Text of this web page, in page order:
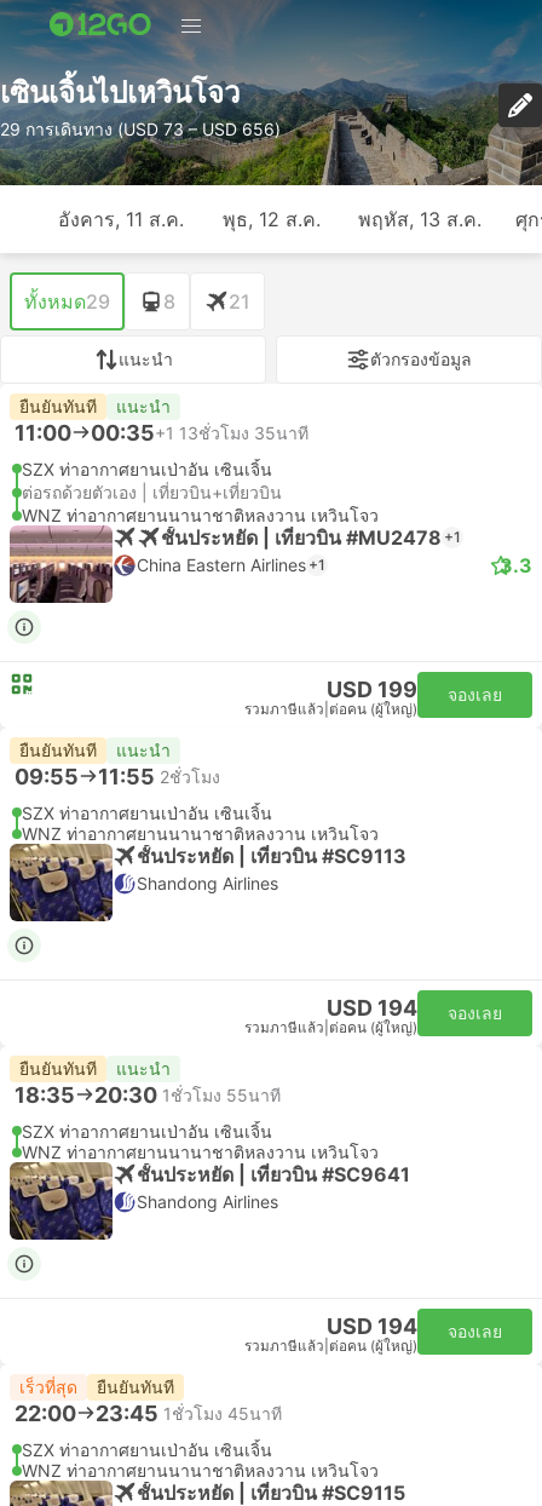
เซินเจิ้นไปเหวินโจว
29 การเดินทาง (USD 73 – USD 656)
อังคาร, 11 ส.ค. พุธ, 12 ส.ค. พฤหัส, 13 ส.ค. ศุ
ทั้งหมด29 8 21
แนะนำ ตัวกรองข้อมูล
ยืนยันทันที แนะนำ
11:00 00:35+1 13ชั่วโมง 35นาที
SZX ท่าอากาศยานเป่าอัน เซินเจิ้น
ต่อรถด้วยตัวเอง | เที่ยวบิน+เที่ยวบิน
WNZ ท่าอากาศยานนานาชาติหลงวาน เหวินโจว
ชั้นประหยัด | เที่ยวบิน #MU2478 +1
China Eastern Airlines +1 3.3
USD 199
รวมภาษีแล้ว ต่อคน (ผู้ใหญ่)
จองเลย
ยืนยันทันที แนะนำ
09:55 11:55 2ชั่วโมง
SZX ท่าอากาศยานเป่าอัน เซินเจิ้น
WNZ ท่าอากาศยานนานาชาติหลงวาน เหวินโจว
ชั้นประหยัด | เที่ยวบิน #SC9113
Shandong Airlines
USD 194
รวมภาษีแล้ว ต่อคน (ผู้ใหญ่)
จองเลย
ยืนยันทันที แนะนำ
18:35 20:30 1ชั่วโมง 55นาที
SZX ท่าอากาศยานเป่าอัน เซินเจิ้น
WNZ ท่าอากาศยานนานาชาติหลงวาน เหวินโจว
ชั้นประหยัด | เที่ยวบิน #SC9641
Shandong Airlines
USD 194
รวมภาษีแล้ว ต่อคน (ผู้ใหญ่)
จองเลย
เร็วที่สุด ยืนยันทันที
22:00 23:45 1ชั่วโมง 45นาที
SZX ท่าอากาศยานเป่าอัน เซินเจิ้น
WNZ ท่าอากาศยานนานาชาติหลงวาน เหวินโจว
ชั้นประหยัด | เที่ยวบิน #SC9115